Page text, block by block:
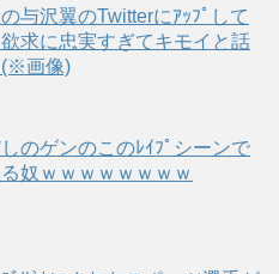
の与沢翼のTwitterにｱｯﾌﾟして
求に忠実すぎてキモイと話
(※画像)
しのゲンのこのﾚｲﾌﾟシーンで
奴ｗｗｗｗｗｗｗｗ